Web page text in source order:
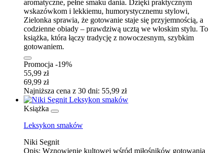
aromatyczne, pełne smaku dania. Dzięki praktycznym
wskazówkom i lekkiemu, humorystycznemu stylowi,
Zielonka sprawia, że gotowanie staje się przyjemnością, a
codzienne obiady – prawdziwą ucztą we włoskim stylu. To
książka, która łączy tradycję z nowoczesnym, szybkim
gotowaniem.
Promocja -19%
55,99 zł
69,99 zł
Najniższa cena z 30 dni: 55,99 zł
Książka
Leksykon smaków
Niki Segnit
Opis: Wznowienie kultowej wśród miłośników gotowania